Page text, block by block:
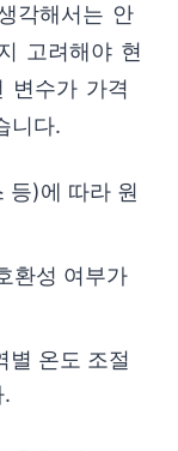
각해서는 안
고려해야 현
변수가 가격
니다.
등)에 따라 원
환성 여부가
별 온도 조절